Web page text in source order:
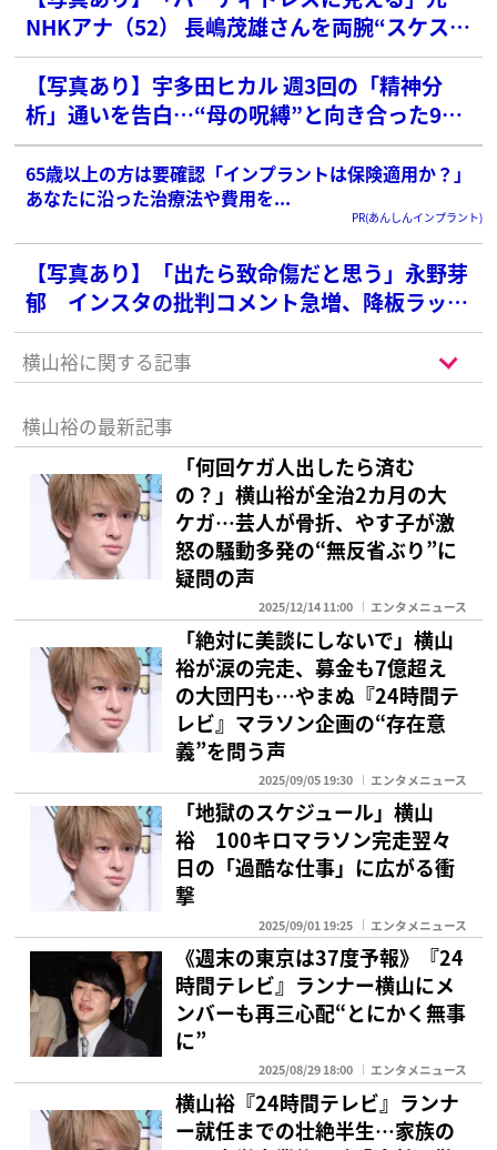
NHKアナ（52） 長嶋茂雄さんを両腕“スケスケ
ワンピ”で弔問に疑問続出
【写真あり】宇多田ヒカル 週3回の「精神分
析」通いを告白…“母の呪縛”と向き合った9年
間の苦悩
65歳以上の方は要確認「インプラントは保険適用か？」
あなたに沿った治療法や費用を...
PR(あんしんインプラント)
【写真あり】「出たら致命傷だと思う」永野芽
郁 インスタの批判コメント急増、降板ラッシ
ュで戦々恐々の「第3の矢」
横山裕に関する記事
横山裕の最新記事
「何回ケガ人出したら済む
の？」横山裕が全治2カ月の大
ケガ…芸人が骨折、やす子が激
怒の騒動多発の“無反省ぶり”に
疑問の声
2025/12/14 11:00 エンタメニュース
「絶対に美談にしないで」横山
裕が涙の完走、募金も7億超え
の大団円も…やまぬ『24時間テ
レビ』マラソン企画の“存在意
義”を問う声
2025/09/05 19:30 エンタメニュース
「地獄のスケジュール」横山
裕 100キロマラソン完走翌々
日の「過酷な仕事」に広がる衝
撃
2025/09/01 19:25 エンタメニュース
《週末の東京は37度予報》『24
時間テレビ』ランナー横山にメ
ンバーも再三心配“とにかく無事
に”
2025/08/29 18:00 エンタメニュース
横山裕『24時間テレビ』ランナ
ー就任までの壮絶半生…家族の